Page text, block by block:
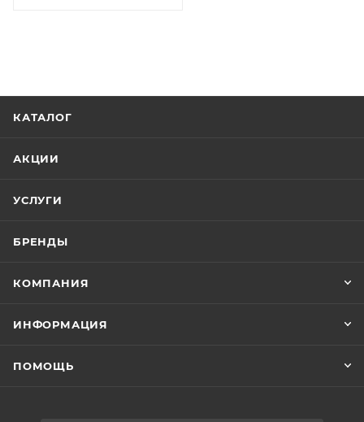
КАТАЛОГ
АКЦИИ
УСЛУГИ
БРЕНДЫ
КОМПАНИЯ
ИНФОРМАЦИЯ
ПОМОЩЬ